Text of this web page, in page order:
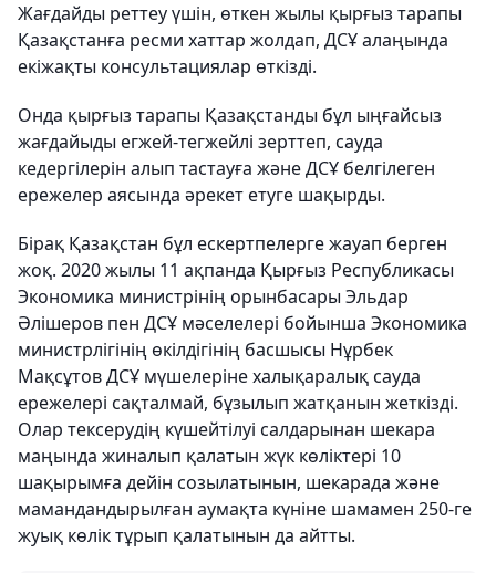
Жағдайды реттеу үшін, өткен жылы қырғыз тарапы
Қазақстанға ресми хаттар жолдап, ДСҰ алаңында
екіжақты консультациялар өткізді.
Онда қырғыз тарапы Қазақстанды бұл ыңғайсыз
жағдайыды егжей-тегжейлі зерттеп, сауда
кедергілерін алып тастауға және ДСҰ белгілеген
ережелер аясында әрекет етуге шақырды.
Бірақ Қазақстан бұл ескертпелерге жауап берген
жоқ. 2020 жылы 11 ақпанда Қырғыз Республикасы
Экономика министрінің орынбасары Эльдар
Әлішеров пен ДСҰ мәселелері бойынша Экономика
министрлігінің өкілдігінің басшысы Нұрбек
Мақсұтов ДСҰ мүшелеріне халықаралық сауда
ережелері сақталмай, бұзылып жатқанын жеткізді.
Олар тексерудің күшейтілуі салдарынан шекара
маңында жиналып қалатын жүк көліктері 10
шақырымға дейін созылатынын, шекарада және
мамандандырылған аумақта күніне шамамен 250-ге
жуық көлік тұрып қалатынын да айтты.